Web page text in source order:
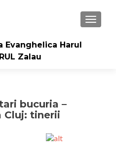
Evanghelica Harul
Zalau
bucuria –
Cluj: tinerii